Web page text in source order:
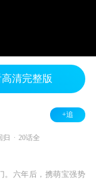
清完整版
+追
归 20话全
。六年后，携萌宝强势